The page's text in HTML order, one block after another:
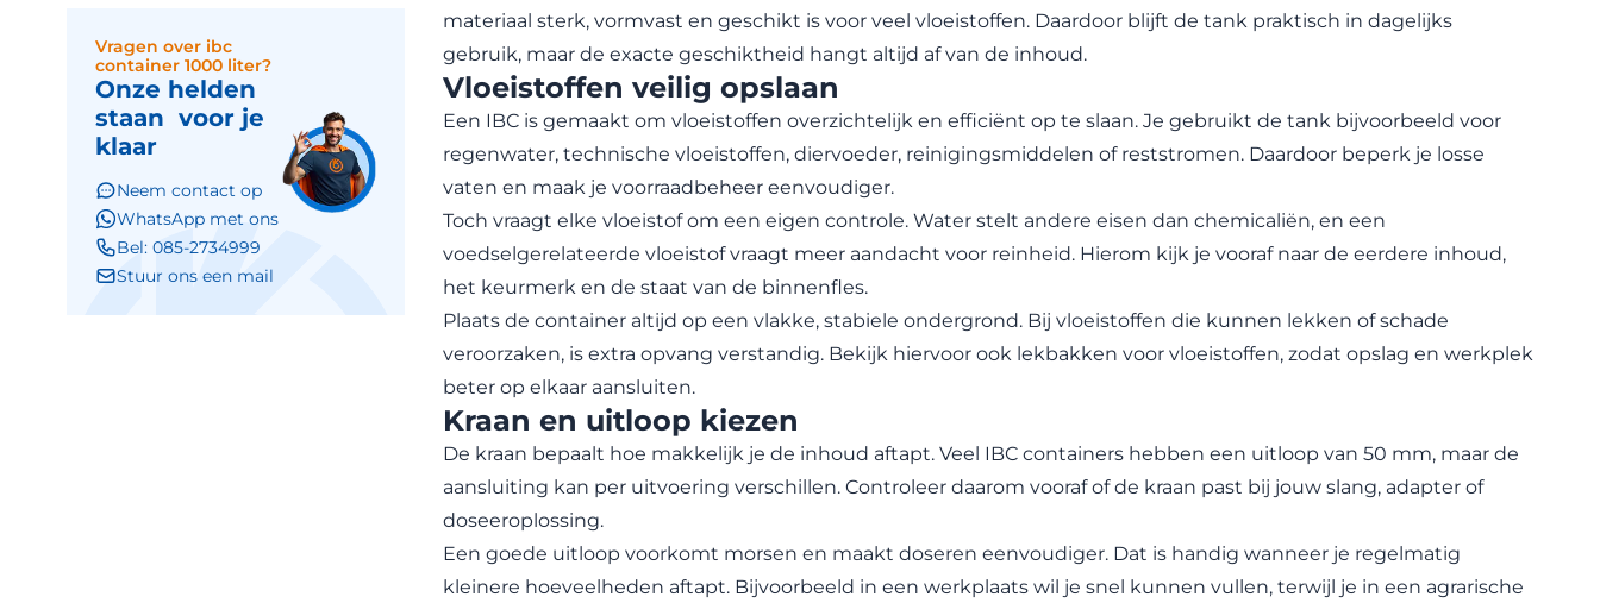
Vragen over ibc
container 1000 liter?
Onze helden
staan voor je
klaar
Neem contact op
WhatsApp met ons
Bel: 085-2734999
Stuur ons een mail
materiaal sterk, vormvast en geschikt is voor veel vloeistoffen. Daardoor blijft de tank praktisch in dagelijks
gebruik, maar de exacte geschiktheid hangt altijd af van de inhoud.
Vloeistoffen veilig opslaan
Een IBC is gemaakt om vloeistoffen overzichtelijk en efficiënt op te slaan. Je gebruikt de tank bijvoorbeeld voor
regenwater, technische vloeistoffen, diervoeder, reinigingsmiddelen of reststromen. Daardoor beperk je losse
vaten en maak je voorraadbeheer eenvoudiger.
Toch vraagt elke vloeistof om een eigen controle. Water stelt andere eisen dan chemicaliën, en een
voedselgerelateerde vloeistof vraagt meer aandacht voor reinheid. Hierom kijk je vooraf naar de eerdere inhoud,
het keurmerk en de staat van de binnenfles.
Plaats de container altijd op een vlakke, stabiele ondergrond. Bij vloeistoffen die kunnen lekken of schade
veroorzaken, is extra opvang verstandig. Bekijk hiervoor ook lekbakken voor vloeistoffen, zodat opslag en werkplek
beter op elkaar aansluiten.
Kraan en uitloop kiezen
De kraan bepaalt hoe makkelijk je de inhoud aftapt. Veel IBC containers hebben een uitloop van 50 mm, maar de
aansluiting kan per uitvoering verschillen. Controleer daarom vooraf of de kraan past bij jouw slang, adapter of
doseeroplossing.
Een goede uitloop voorkomt morsen en maakt doseren eenvoudiger. Dat is handig wanneer je regelmatig
kleinere hoeveelheden aftapt. Bijvoorbeeld in een werkplaats wil je snel kunnen vullen, terwijl je in een agrarische